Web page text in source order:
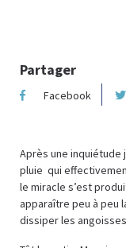
Partager
Facebook
Après une
pluie qui
le miracle s’est
apparaître peu à peu
dissiper les